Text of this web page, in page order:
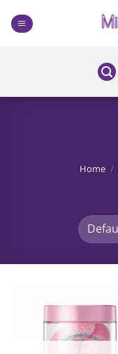
content
Home /